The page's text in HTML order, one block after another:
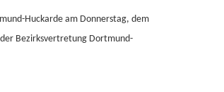
Huckarde am Donnerstag, dem
Bezirksvertretung Dortmund-